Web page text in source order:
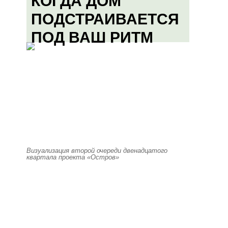
ПОДСТРАИВАЕТСЯ
ПОД ВАШ РИТМ
Визуализация второй очереди двенадцатого
квартала проекта «Остров»